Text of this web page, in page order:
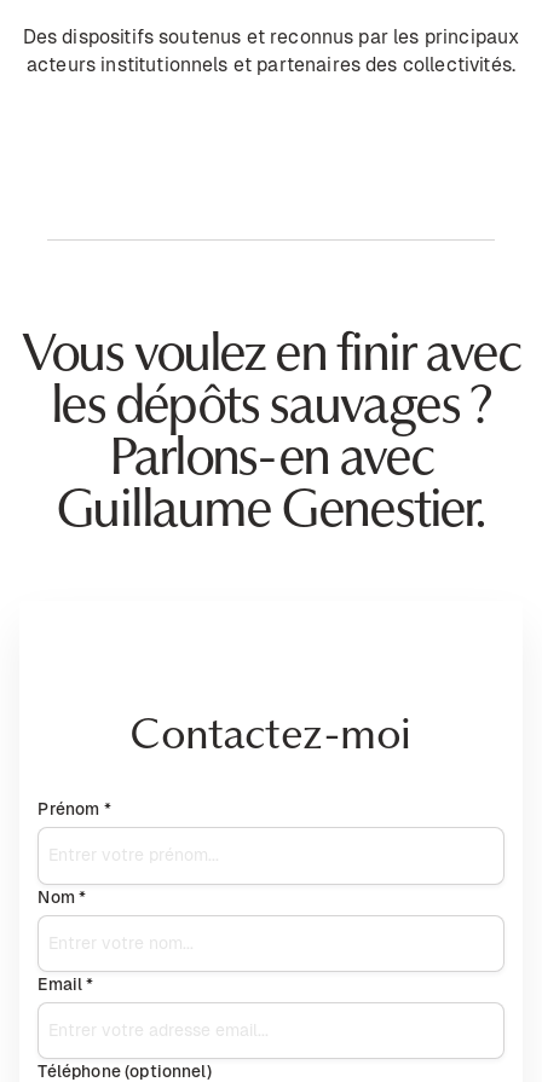
Des dispositifs soutenus et reconnus par les principaux
acteurs institutionnels et partenaires des collectivités.
Vous voulez en finir avec
les dépôts sauvages ?
Parlons-en avec
Guillaume Genestier.
Contactez-moi
Prénom *
Nom *
Email *
Téléphone (optionnel)